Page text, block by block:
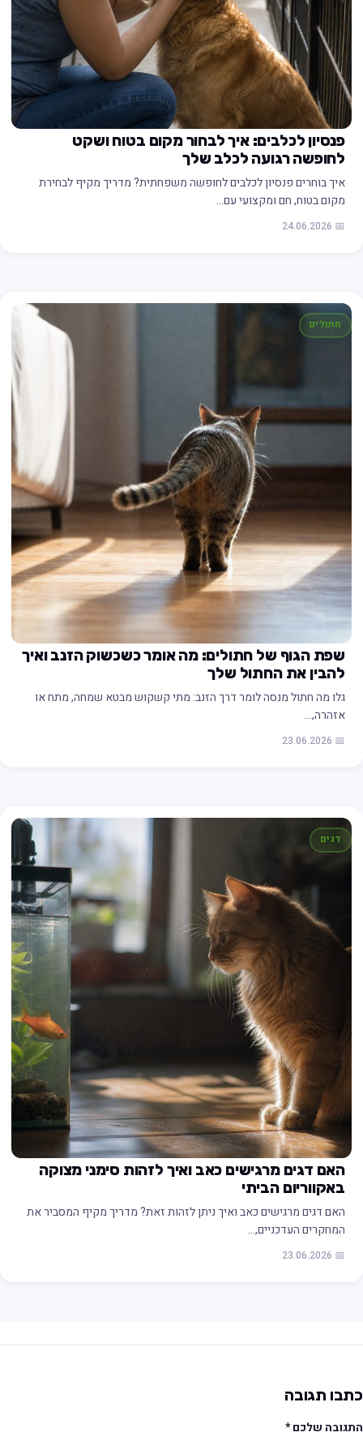
פנסיון לכלבים: איך לבחור מקום בטוח ושקט
לחופשה רגועה לכלב שלך
איך בוחרים פנסיון לכלבים לחופשה משפחתית? מדריך מקיף לבחירת
מקום בטוח, חם ומקצועי עם…
📅 24.06.2026
חתולים
שפת הגוף של חתולים: מה אומר כשכשוק הזנב ואיך
להבין את החתול שלך
גלו מה חתול מנסה לומר דרך הזנב: מתי קשקוש מבטא שמחה, מתח או
אזהרה,…
📅 23.06.2026
דגים
האם דגים מרגישים כאב ואיך לזהות סימני מצוקה
באקווריום הביתי
האם דגים מרגישים כאב ואיך ניתן לזהות זאת? מדריך מקיף המסביר את
המחקרים העדכניים,…
📅 23.06.2026
תגובה
שלכם*